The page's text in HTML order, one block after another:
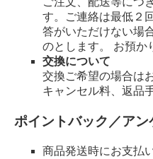
す。ご連絡は最低２
答がいただけない場
のとします。 お預か
交換について
交換ご希望の場合は
キャンセル料、返品
ポイントバック／アン
商品発送時にお支払